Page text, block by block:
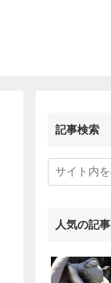
記事検索
人気の記事